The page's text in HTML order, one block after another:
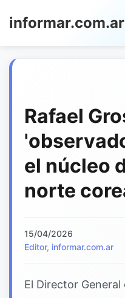
informar.com.ar
Rafael
el núcleo
norte
15/04/2026
Editor, informar.com.ar
El Director General